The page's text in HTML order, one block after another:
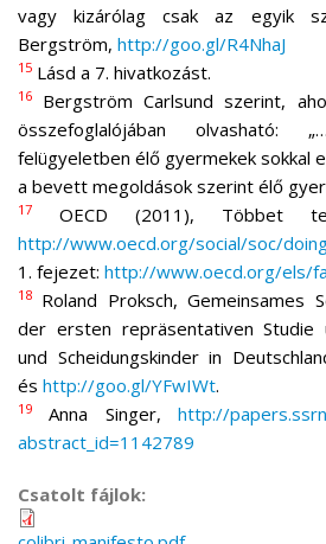
vagy kizárólag csak az egyik
Bergström, http://goo.gl/R4NhaJ
15 Lásd a 7. hivatkozást.
16
Bergström Carlsund szerint,
összefoglalójában olvasható:
felügyeletben élő gyermekek sokkal
a bevett megoldások szerint élő
17
OECD (2011), Többet
http://www.oecd.org/social/soc/
1. fejezet: http://www.oecd.org/els/
18 Roland Proksch, Gemeinsames
der ersten repräsentativen Studie
und Scheidungskinder in
és http://goo.gl/YFwIWt.
19 Anna Singer, http://
abstract_id=1142789
Csatolt fájlok: